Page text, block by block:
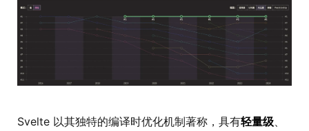
Svelte 以其独特的编译时优化机制著称，具有轻量级